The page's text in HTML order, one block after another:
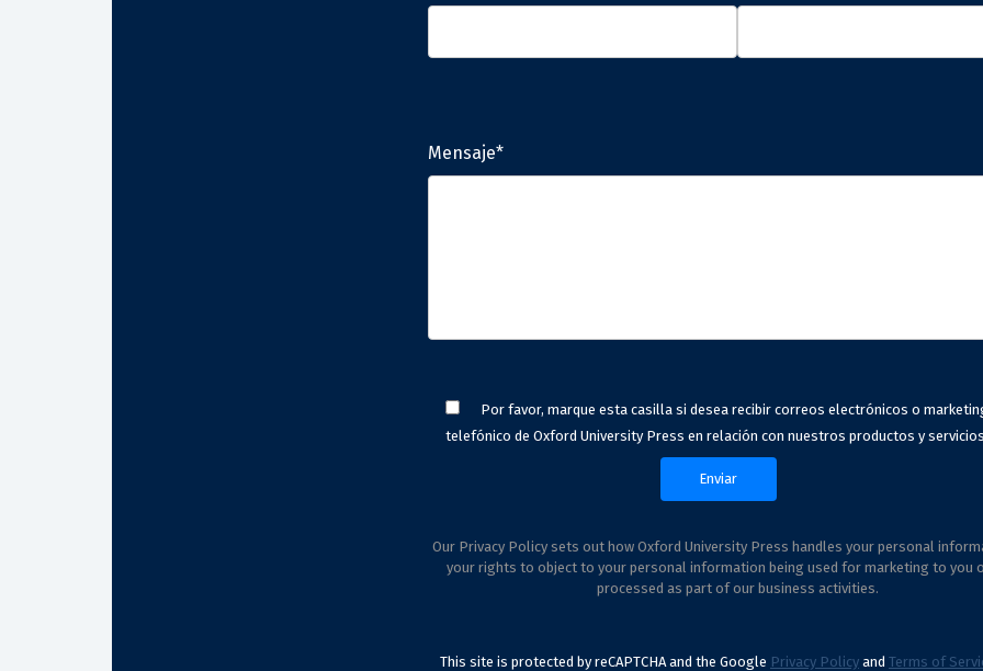
Mensaje*
Por favor, marque esta casilla si desea recibir correos electrónicos o
telefónico de Oxford University Press en relación con nuestros productos y
Our Privacy Policy sets out how Oxford University Press handles your personal
your rights to object to your personal information being used for marketing to you
processed as part of our business activities.
This site is protected by reCAPTCHA and the Google Privacy Policy and Terms of